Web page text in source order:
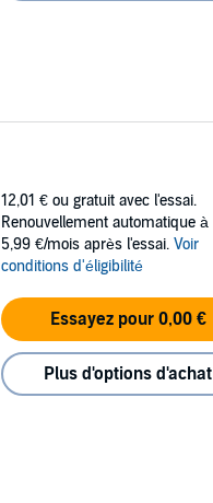
12,01 € ou gratuit avec l'essai.
Renouvellement automatique à
5,99 €/mois après l'essai. Voir
conditions d'éligibilité
Essayez pour 0,00 €
Plus d'options d'achat